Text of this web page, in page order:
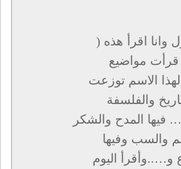
وانا اقرأ هذه (
قرأت مواضيع
الاسم توزعت
والفلسفة
فيها المدح والشكر
والسب وفيها
و…..وأقرأ اليوم